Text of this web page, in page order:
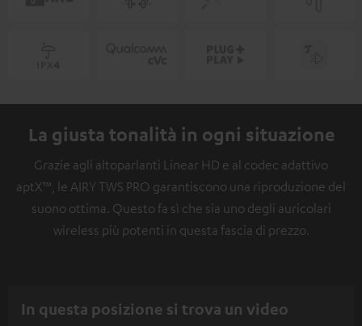
La giusta tonalità in ogni situazione
Grazie agli altoparlanti Linear HD e al codec adattivo
aptX™, le AIRY TWS PRO garantiscono una riproduzione del
suono ottima. Questo fa sì che sia uno degli auricolari
wireless più potenti in questa fascia di prezzo.
In questa posizione si trova un video